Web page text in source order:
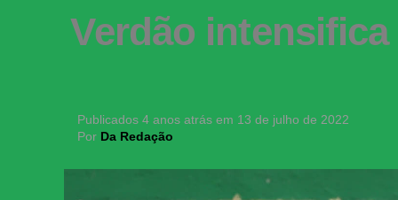
Verdão
Publicados 4 anos atrás em 13 de julho de 2022
Por Da Redação